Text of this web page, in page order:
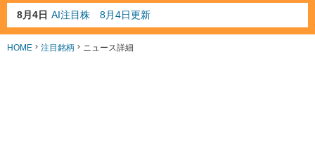
8月4日 AI注目株 8月4日更新
8月3日 人気業種注目株 8月3日更新
8月2日 金融注目株 8月2日更新
HOME 注目銘柄 ニュース詳細